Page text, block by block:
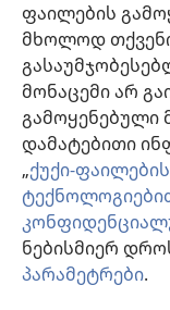
ფაილების
მხოლოდ
მონაცემი არ
გამოყენებული
დამატებითი
„ქუქი-
ნებისმიერ
პარამეტრები.
ვებგვერდით
ფარგლებში.
დიზაინის
Copyright© 2026
ᲡᲐᲠᲒᲔᲑᲚᲝᲑᲘᲡ ᲬᲔᲡᲔᲑᲘ
|